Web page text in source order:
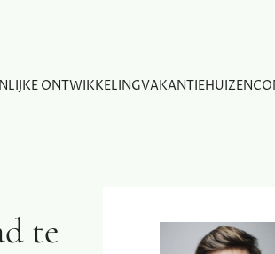
ONTWIKKELINGVAKANTIEHUIZEN
te